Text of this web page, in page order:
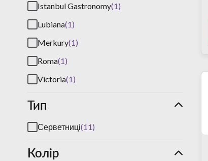
Istanbul Gastronomy(1)
Lubiana(1)
Merkury(1)
Roma(1)
Victoria(1)
Тип
Серветниці(11)
Колір